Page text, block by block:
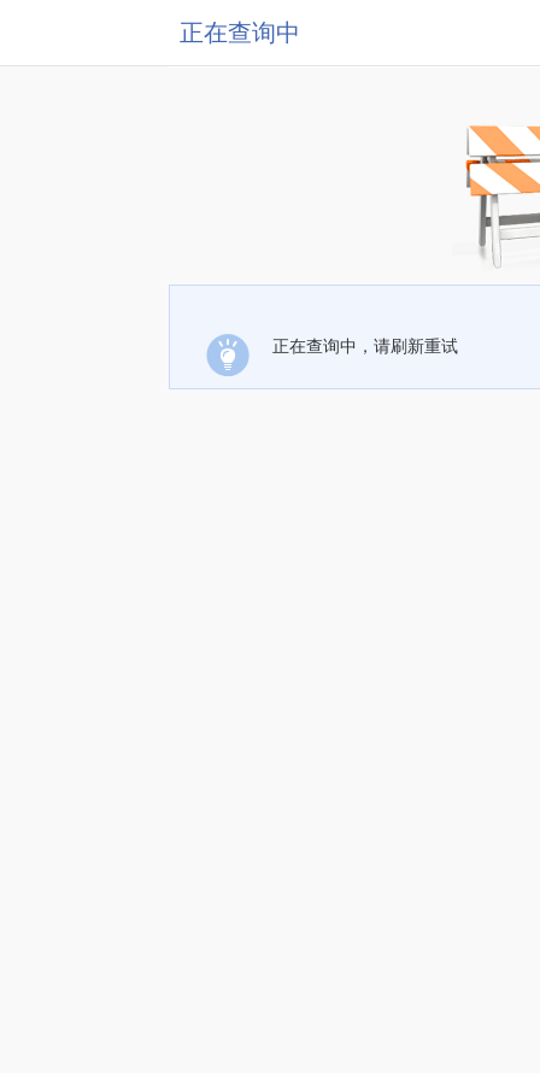
正在查询中
正在查询中，请刷新重试